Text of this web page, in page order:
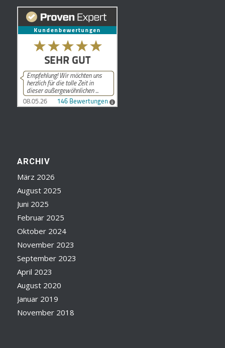
ARCHIV
März 2026
August 2025
Juni 2025
Februar 2025
Oktober 2024
November 2023
September 2023
April 2023
August 2020
Januar 2019
November 2018